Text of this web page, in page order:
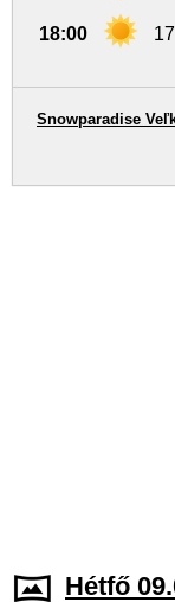
18:00
Snowparadise
Hétfő